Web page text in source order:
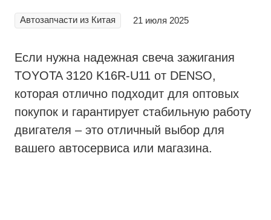
Автозапчасти из Китая 21 июля 2025
Если нужна надежная свеча зажигания
TOYOTA 3120 K16R-U11 от DENSO,
которая отлично подходит для оптовых
покупок и гарантирует стабильную работу
двигателя – это отличный выбор для
вашего автосервиса или магазина.